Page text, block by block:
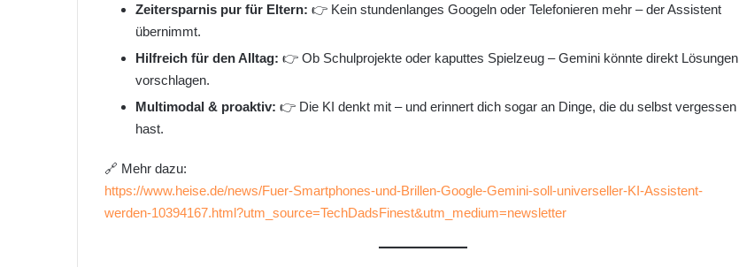
Zeitersparnis pur für Eltern: 👉 Kein stundenlanges Googeln oder Telefonieren mehr – der Assistent
übernimmt.
Hilfreich für den Alltag: 👉 Ob Schulprojekte oder kaputtes Spielzeug – Gemini könnte direkt Lösungen
vorschlagen.
Multimodal & proaktiv: 👉 Die KI denkt mit – und erinnert dich sogar an Dinge, die du selbst vergessen
hast.
🔗 Mehr dazu:
https://www.heise.de/news/Fuer-Smartphones-und-Brillen-Google-Gemini-soll-universeller-KI-Assistent-
werden-10394167.html?utm_source=TechDadsFinest&utm_medium=newsletter